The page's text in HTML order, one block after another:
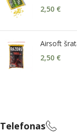
2,50 €
Airsoft
2,50 €
Telefonas